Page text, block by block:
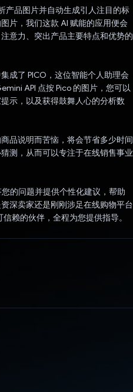
产品图片并自动生成引人注目的标
片，我们这款 AI 赋能的应用便会
意力、突出产品主要特点和优势的
成了 PICO，这位智能个人助理会
API 点按 Pico 的图片，您可以
示，以及获得鼓舞人心的分析数
品说明而苦恼，将会节省多少时间
测，从而可以专注于在线销售事业
的问题并提供个性化建议，帮助
深卖家还是刚刚涉足在线购物平台
赖的伙伴，全程为您提供指导。